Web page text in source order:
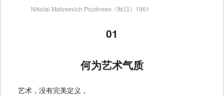
Nikolai Matveevich Pozdneev《秋日》1961
01
何为艺术气质
艺术，没有完美定义，